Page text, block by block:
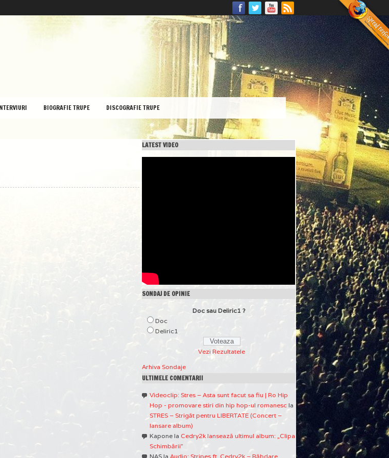
BIOGRAFIE TRUPE DISCOGRAFIE TRUPE
LATEST VIDEO
SONDAJ DE OPINIE
Doc sau Deliric1 ?
Doc
Deliric1
Vezi Rezultatele
Arhiva Sondaje
ULTIMELE COMENTARII
Videoclip: Stres – Asta sunt facut sa fiu | Ro Hip
Hop - promovare stiri din hip hop-ul romanesc la
STRES – Strigăt pentru LIBERTATE (Concert –
lansare album)
Kapone la Cedry2k lansează ultimul album: „Clipa
Schimbării”
NAS la Audio: Stripes ft. Cedry2k – Răbdare